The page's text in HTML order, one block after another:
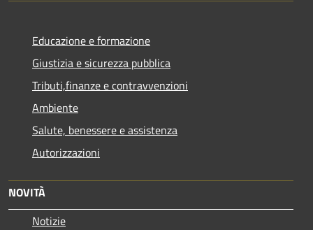
Educazione e formazione
Giustizia e sicurezza pubblica
Tributi,finanze e contravvenzioni
Ambiente
Salute, benessere e assistenza
Autorizzazioni
NOVITÀ
Notizie